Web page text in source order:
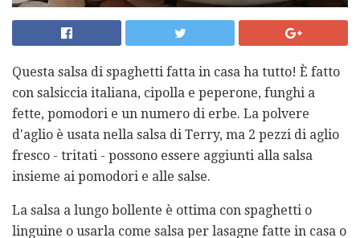
Questa salsa di spaghetti fatta in casa ha tutto! È fatto
con salsiccia italiana, cipolla e peperone, funghi a
fette, pomodori e un numero di erbe. La polvere
d'aglio è usata nella salsa di Terry, ma 2 pezzi di aglio
fresco - tritati - possono essere aggiunti alla salsa
insieme ai pomodori e alle salse.
La salsa a lungo bollente è ottima con spaghetti o
linguine o usarla come salsa per lasagne fatte in casa o